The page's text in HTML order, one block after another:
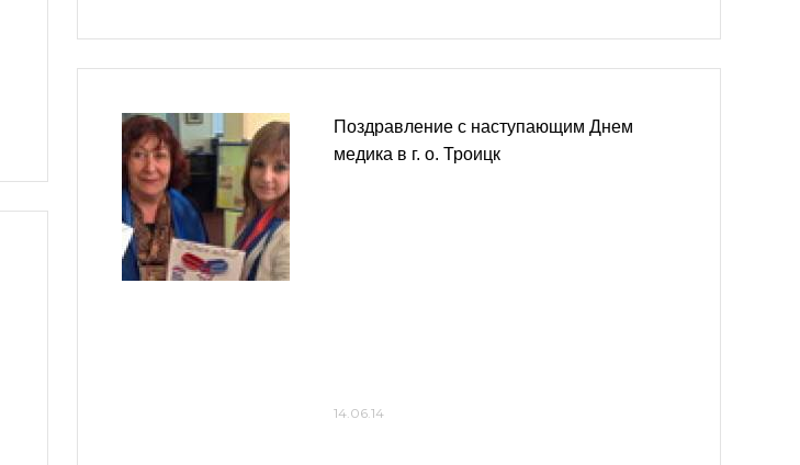
Поздравление с наступающим Днем
медика в г. о. Троицк
14.06.14